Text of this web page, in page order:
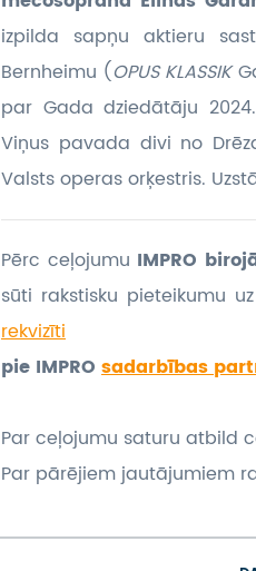
izpilda sapņu aktieru
Bernheimu (OPUS KLASSIK
par Gada dziedātāju
Viņus pavada divi no
Valsts operas orķestris.
Pērc ceļojumu IMPRO
sūti rakstisku pieteikumu
rekvizīti
pie IMPRO sadarbības
Par ceļojumu saturu atbild
Par pārējiem jautājumiem